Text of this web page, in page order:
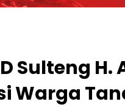
Sulteng H.
Warga